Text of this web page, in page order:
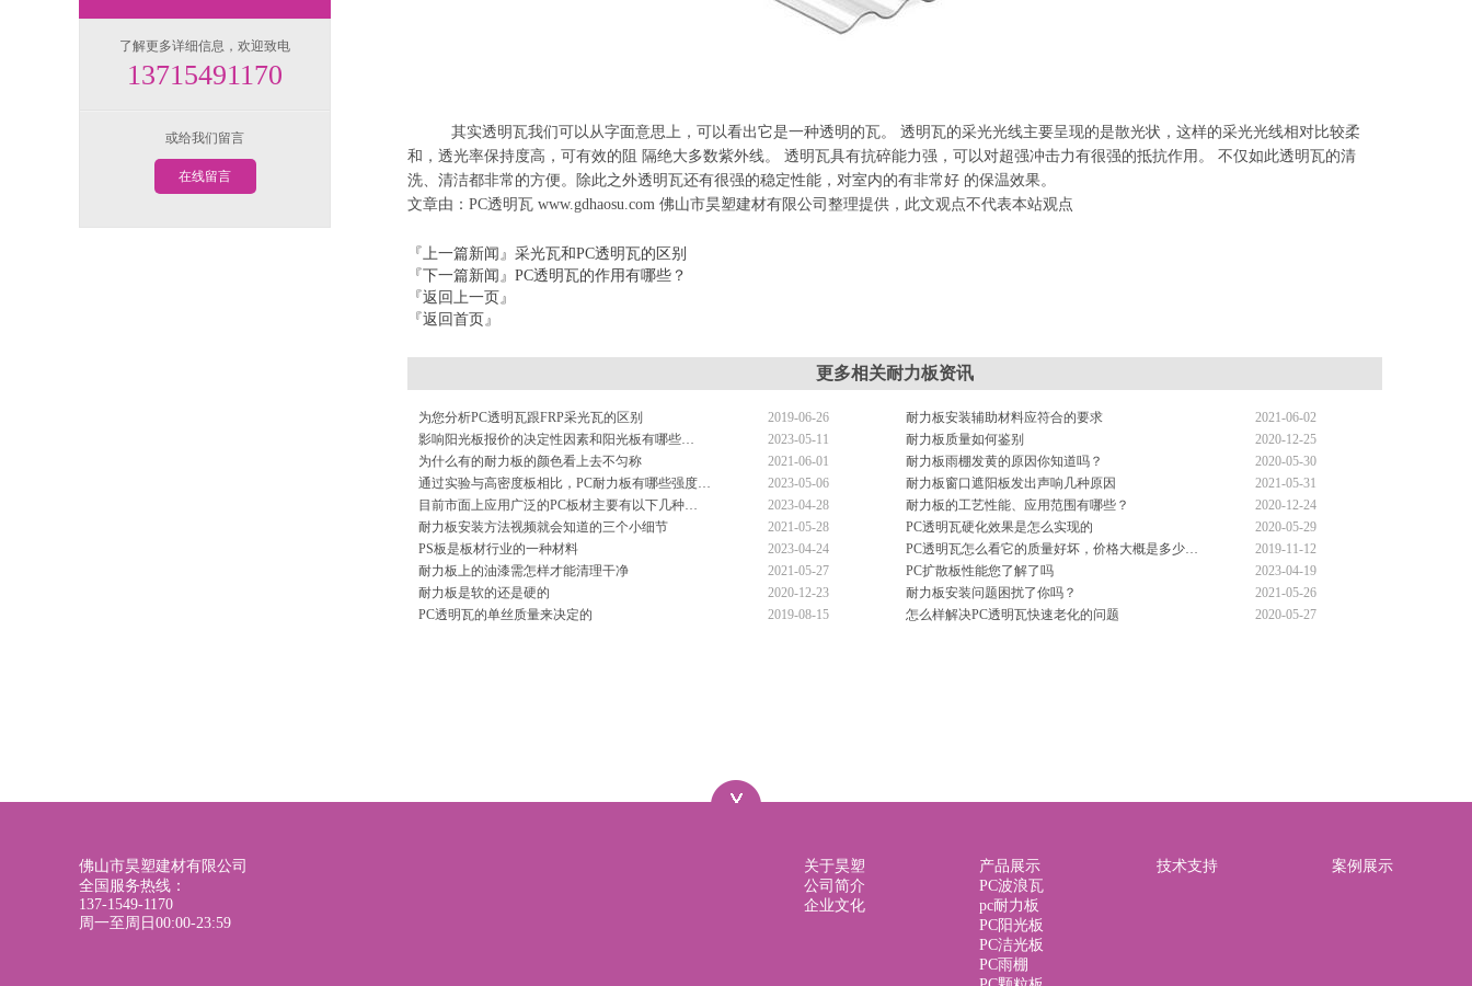
了解更多详细信息，欢迎致电
13715491170
或给我们留言
在线留言
其实透明瓦我们可以从字面意思上，可以看出它是一种透明的瓦。 透明瓦的采光光线主要呈现的是散光状，这样的采光光线相对比较柔
和，透光率保持度高，可有效的阻 隔绝大多数紫外线。 透明瓦具有抗碎能力强，可以对超强冲击力有很强的抵抗作用。 不仅如此透明瓦的清
洗、清洁都非常的方便。除此之外透明瓦还有很强的稳定性能，对室内的有非常好 的保温效果。
文章由：PC透明瓦 www.gdhaosu.com 佛山市昊塑建材有限公司整理提供，此文观点不代表本站观点
『上一篇新闻』 采光瓦和PC透明瓦的区别
『下一篇新闻』 PC透明瓦的作用有哪些？
『返回上一页』
『返回首页』
更多相关耐力板资讯
为您分析PC透明瓦跟FRP采光瓦的区别 2019-06-26 耐力板安装辅助材料应符合的要求
2021-06-02
影响阳光板报价的决定性因素和阳光板有哪些…
2023-05-11 耐力板质量如何鉴别
2020-12-25
为什么有的耐力板的颜色看上去不匀称
2021-06-01 耐力板雨棚发黄的原因你知道吗？
2020-05-30
通过实验与高密度板相比，PC耐力板有哪些强度…
2023-05-06 耐力板窗口遮阳板发出声响几种原因
2021-05-31
目前市面上应用广泛的PC板材主要有以下几种…
2023-04-28 耐力板的工艺性能、应用范围有哪些？
2020-12-24
耐力板安装方法视频就会知道的三个小细节
2021-05-28 PC透明瓦硬化效果是怎么实现的
2020-05-29
PS板是板材行业的一种材料
2023-04-24 PC透明瓦怎么看它的质量好坏，价格大概是多少…
2019-11-12
耐力板上的油漆需怎样才能清理干净
2021-05-27 PC扩散板性能您了解了吗
2023-04-19
耐力板是软的还是硬的
2020-12-23 耐力板安装问题困扰了你吗？
2021-05-26
PC透明瓦的单丝质量来决定的
2019-08-15 怎么样解决PC透明瓦快速老化的问题 2020-05-27
佛山市昊塑建材有限公司
全国服务热线：
137-1549-1170
周一至周日00:00-23:59
关于昊塑
公司简介
企业文化
产品展示
PC波浪瓦
pc耐力板
PC阳光板
PC洁光板
PC雨棚
技术支持 案例展示